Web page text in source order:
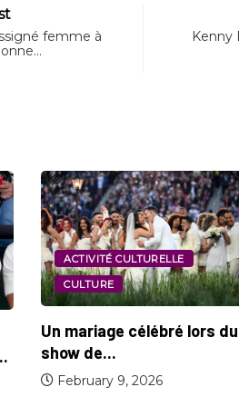
femme à
Kenny
SOCIÉTÉ
Le mariage au regard de
loi...
February 16, 2025